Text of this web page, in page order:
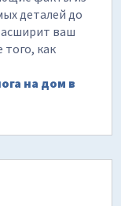
деталей до
ваш
как
на дом в